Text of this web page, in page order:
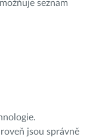
seznam
jsou správně